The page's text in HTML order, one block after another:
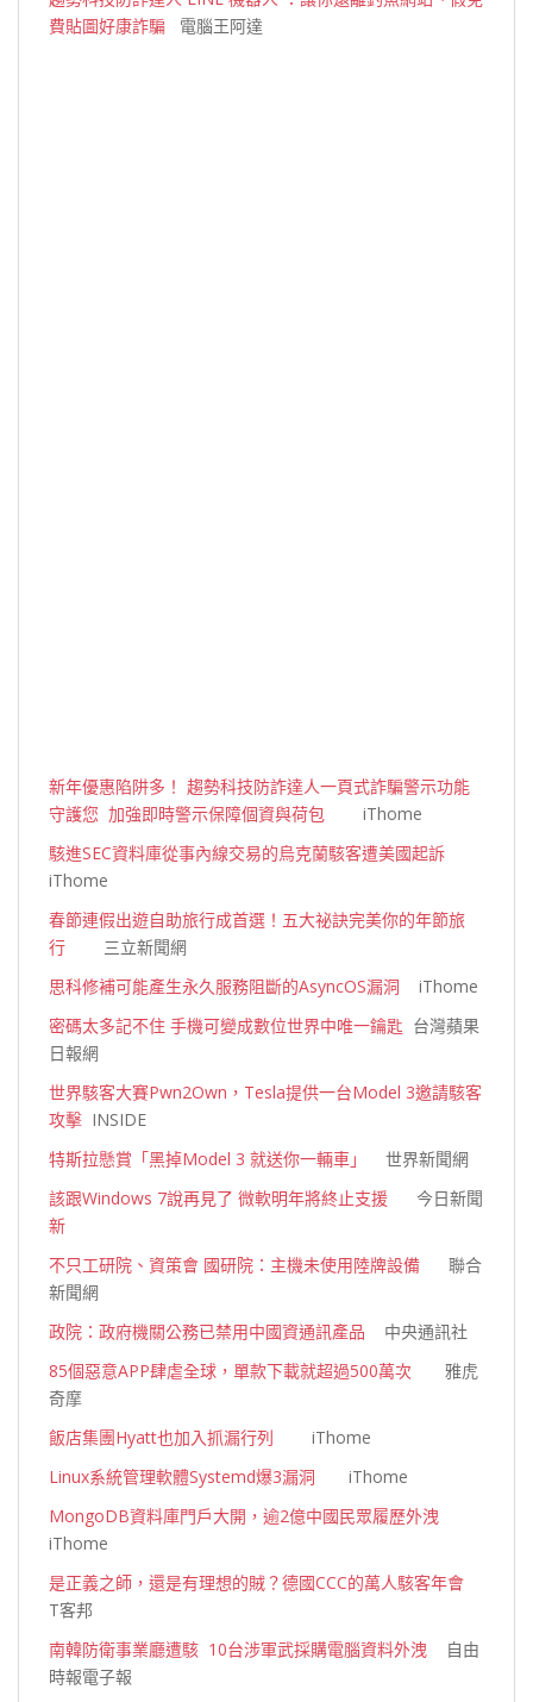
費貼圖好康詐騙 電腦王阿達
新年優惠陷阱多！ 趨勢科技防詐達人一頁式詐騙警示功能
守護您 加強即時警示保障個資與荷包 iThome
駭進SEC資料庫從事內線交易的烏克蘭駭客遭美國起訴
iThome
春節連假出遊自助旅行成首選！五大祕訣完美你的年節旅
行 三立新聞網
思科修補可能產生永久服務阻斷的AsyncOS漏洞 iThome
密碼太多記不住 手機可變成數位世界中唯一鑰匙 台灣蘋果
日報網
世界駭客大賽Pwn2Own，Tesla提供一台Model 3邀請駭客
攻擊 INSIDE
特斯拉懸賞「黑掉Model 3 就送你一輛車」
世界新聞網
該跟Windows 7說再見了 微軟明年將終止支援 今日新聞
新
不只工研院、資策會 國研院：主機未使用陸牌設備 聯合
新聞網
政院：政府機關公務已禁用中國資通訊產品 中央通訊社
85個惡意APP肆虐全球，單款下載就超過500萬次 雅虎
奇摩
飯店集團Hyatt也加入抓漏行列
iThome
Linux系統管理軟體Systemd爆3漏洞 iThome
MongoDB資料庫門戶大開，逾2億中國民眾履歷外洩
iThome
是正義之師，還是有理想的賊？德國CCC的萬人駭客年會
T客邦
南韓防衛事業廳遭駭 10台涉軍武採購電腦資料外洩 自由
時報電子報